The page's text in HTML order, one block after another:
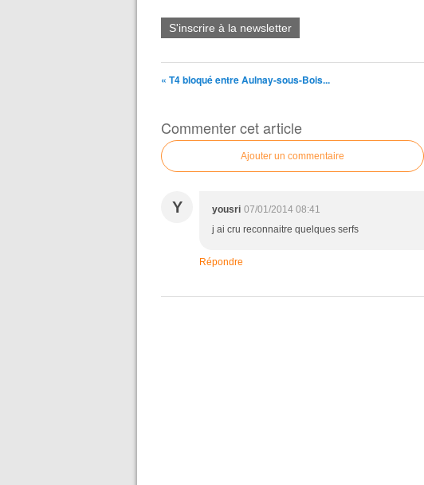
S'inscrire à la newsletter
« T4 bloqué entre Aulnay-sous-Bois...
Commenter cet article
Ajouter un commentaire
Y yousri 07/01/2014 08:41
j ai cru reconnaitre quelques serfs
Répondre